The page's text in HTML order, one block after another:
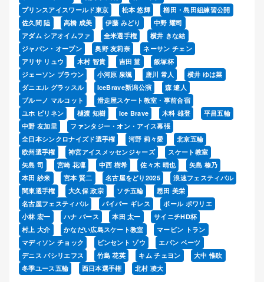
プリンスアイスワールド東京
松本 悠輝
櫛田・島田組練習公開
佐久間 陸
高橋 成美 伊藤 みどり
中野 耀司
アダム シアオイムファ
全米選手権
横井 きな結
ジャパン・オープン
奥野 友莉奈
ネーサン チェン
アリサ リュウ
木村 智貴 吉田 菫
飯塚杯
ジェーソン ブラウン
小河原 泉颯 唐川 常人
横井 ゆは菜
ダニエル グラッスル
IceBrave新潟公演
森 遼人
ブルーノ マルコット
滑走屋スケート教室・事前合宿
ユホ ピリネン
樋渡 知樹 Ice Brave 木科 雄登
平昌五輪
中野 友加里
ファンタジー・オン・アイス幕張
全日本シンクロナイズド選手権
河野 莉々愛
北京五輪
欧州選手権
神宮アイスメッセンジャーズ
スケート教室
矢島 司
宮崎 花凜 中西 樹希 佐々木 晴也
矢島 榛乃
本田 紗来
宮本 賢二 名古屋をどり2025
浪速フェスティバル
関東選手権
大久保 政宗 ソチ五輪
恩田 美栄
名古屋フェスティバル
パイパー ギレス
ポール ポワリエ
小林 宏一
ハナ バース 本田 太一
サイニチHD杯
村上 大介
かなだい広島スケート教室
マービン トラン
マディソン チョック
ビンセント ゾウ
エバン ベーツ
デニス バシリエフス
竹島 花英 キム チェヨン
大中 惟吹
冬季ユース五輪
西日本選手権 北村 凌大